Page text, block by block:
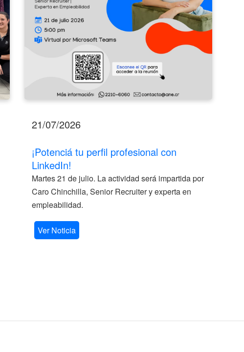
21/07/2026
¡Potenciá tu perfil profesional con
LinkedIn!
Martes 21 de julio. La actividad será impartida por
Caro Chinchilla, Senior Recruiter y experta en
empleabilidad.
Ver Noticia